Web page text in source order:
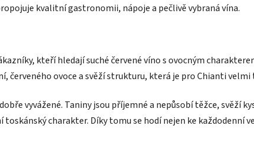
kvalitní gastronomii, nápoje a pečlivě vybraná vína.
kteří hledají suché červené víno s ovocným
červeného ovoce a svěží strukturu, která je pro Chianti velmi
vyvážené. Taniny jsou příjemné a nepůsobí těžce, svěží
charakter. Díky tomu se hodí nejen ke každodenní